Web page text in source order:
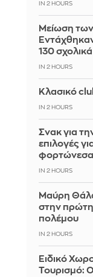
IN 2 HOURS
Μείωση
130 σχολικά
IN 2 HOURS
Κλασικό
IN 2 HOURS
Σνακ για
επιλογές
IN 2 HOURS
Μαύρη
στην
πολέμου
IN 2 HOURS
Ειδικό
Τουρισμό: